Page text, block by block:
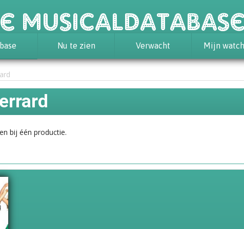
Musicaldatabase
Nu te zien Verwacht Mijn
bij één productie.